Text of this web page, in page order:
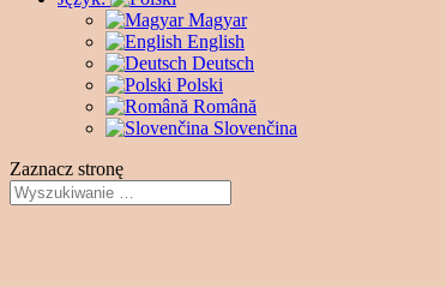
Magyar
English
Deutsch
Polski
Română
Slovenčina
Zaznacz stronę